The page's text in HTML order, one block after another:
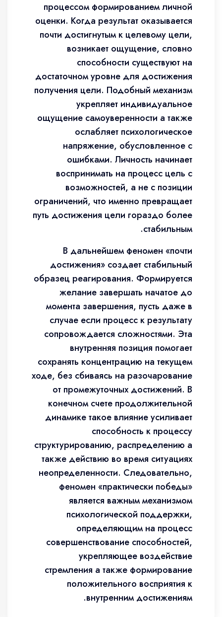
процессом формированием личной
оценки. Когда результат оказывается
почти достигнутым к целевому цели,
возникает ощущение, словно
способности существуют на
достаточном уровне для достижения
получения цели. Подобный механизм
укрепляет индивидуальное
ощущение самоуверенности а также
ослабляет психологическое
напряжение, обусловленное с
ошибками. Личность начинает
воспринимать на процесс цель с
возможностей, а не с позиции
ограничений, что именно превращает
путь достижения цели гораздо более
стабильным.
В дальнейшем феномен «почти
достижения» создает стабильный
образец реагирования. Формируется
желание завершать начатое до
момента завершения, пусть даже в
случае если процесс к результату
сопровождается сложностями. Эта
внутренняя позиция помогает
сохранять концентрацию на текущем
ходе, без сбиваясь на разочарование
от промежуточных достижений. В
конечном счете продолжительной
динамике такое влияние усиливает
способность к процессу
структурированию, распределению а
также действию во время ситуациях
неопределенности. Следовательно,
феномен «практически победы»
является важным механизмом
психологической поддержки,
определяющим на процесс
совершенствование способностей,
укрепляющее воздействие
стремления а также формирование
положительного восприятия к
внутренним достижениям.